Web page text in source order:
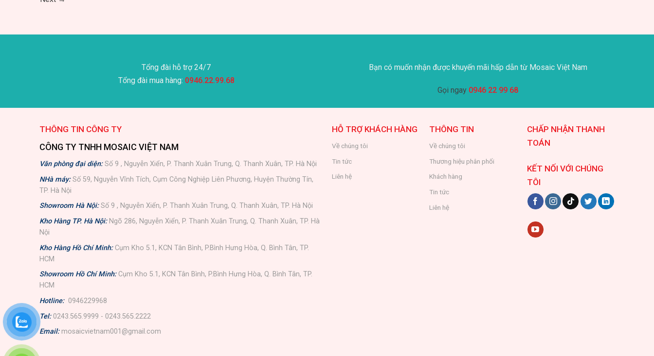
Tổng đài hỗ trợ 24/7
Tổng đài mua hàng: 0946.22.99.68
Bạn có muốn nhận được khuyến mãi hấp dẫn từ Mosaic Việt Nam
Gọi ngay 0946 22 99 68
THÔNG TIN CÔNG TY
CÔNG TY TNHH MOSAIC VIỆT NAM
Văn phòng đại diện:Số 9 , Nguyễn Xiển, P. Thanh Xuân Trung, Q. Thanh Xuân, TP. Hà Nội
NHà máy: Số 59, Nguyễn Vĩnh Tích, Cụm Công Nghiệp Liên Phương, Huyện Thường Tín,
TP. Hà Nội
Showroom Hà Nội: Số 9 , Nguyễn Xiển, P. Thanh Xuân Trung, Q. Thanh Xuân, TP. Hà Nội
Kho Hàng TP. Hà Nội: Ngõ 286, Nguyễn Xiển, P. Thanh Xuân Trung, Q. Thanh Xuân, TP. Hà
Nội
Kho Hàng Hồ Chí Minh: Cụm Kho 5.1, KCN Tân Bình, P.Bình Hưng Hòa, Q. Bình Tân, TP.
HCM
Showroom Hồ Chí Minh: Cụm Kho 5.1, KCN Tân Bình, P.Bình Hưng Hòa, Q. Bình Tân, TP.
HCM
Hotline: 0946229968
Tel: 0243.565.9999 - 0243.565.2222
Email: mosaicvietnam001@gmail.com
HỖ TRỢ KHÁCH HÀNG
Về chúng tôi
Tin tức
Liên hệ
THÔNG TIN
Về chúng tôi
Thương hiệu phân phối
Khách hàng
Tin tức
Liên hệ
CHẤP NHẬN THANH
TOÁN
KẾT NỐI VỚI CHÚNG
TÔI